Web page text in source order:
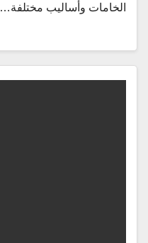
الخامات وأساليب مختلفة…